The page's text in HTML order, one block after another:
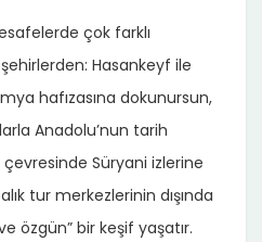
çok farklı
Hasankeyf ile
hafızasına dokunursun,
Anadolu’nun tarih
Süryani izlerine
tur merkezlerinin dışında
özgün” bir keşif yaşatır.